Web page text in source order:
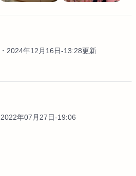
2024年12月16日-13:28更新
2022年07月27日-19:06